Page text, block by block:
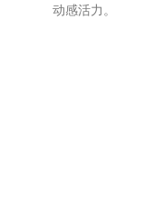
动感活力。